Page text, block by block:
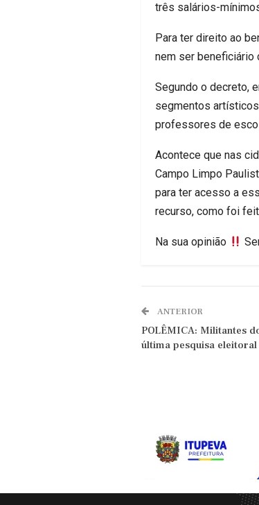
três salários-
Para ter direito ao
nem ser beneficiário
Segundo o decreto,
segmentos
professores de
Acontece que nas
Campo Limpo
para ter acesso a
recurso, como foi
Na sua opinião
ANTERIOR
POLÊMICA: Militantes
última pesquisa eleitoral